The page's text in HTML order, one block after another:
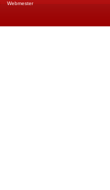
Webmester